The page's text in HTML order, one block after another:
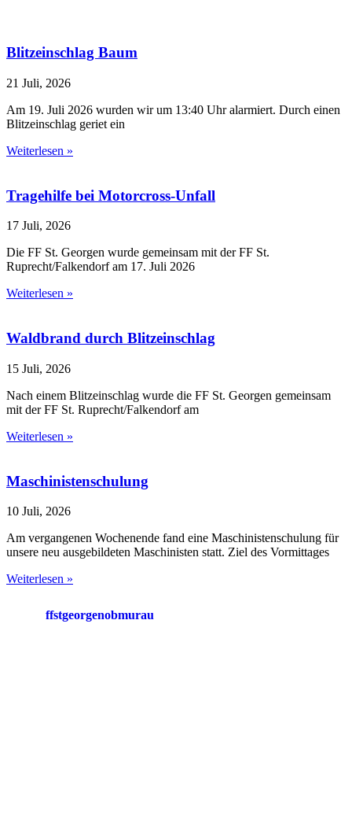
Blitzeinschlag Baum
21 Juli, 2026
Am 19. Juli 2026 wurden wir um 13:40 Uhr alarmiert. Durch einen
Blitzeinschlag geriet ein
Weiterlesen »
Tragehilfe bei Motorcross-Unfall
17 Juli, 2026
Die FF St. Georgen wurde gemeinsam mit der FF St.
Ruprecht/Falkendorf am 17. Juli 2026
Weiterlesen »
Waldbrand durch Blitzeinschlag
15 Juli, 2026
Nach einem Blitzeinschlag wurde die FF St. Georgen gemeinsam
mit der FF St. Ruprecht/Falkendorf am
Weiterlesen »
Maschinistenschulung
10 Juli, 2026
Am vergangenen Wochenende fand eine Maschinistenschulung für
unsere neu ausgebildeten Maschinisten statt. Ziel des Vormittages
Weiterlesen »
ffstgeorgenobmurau